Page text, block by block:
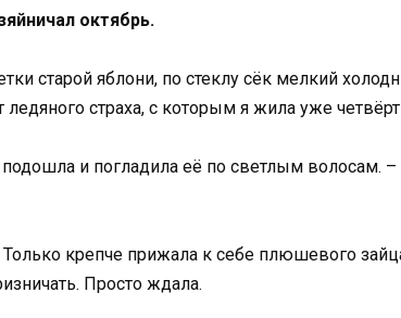
октябрь.
старой яблони, по стеклу сёк мелкий
ледяного страха, с которым я жила уже
и погладила её по светлым волосам.
Только крепче прижала к себе плюшевого
Просто ждала.